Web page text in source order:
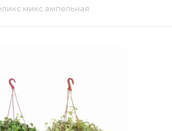
микс ампельная